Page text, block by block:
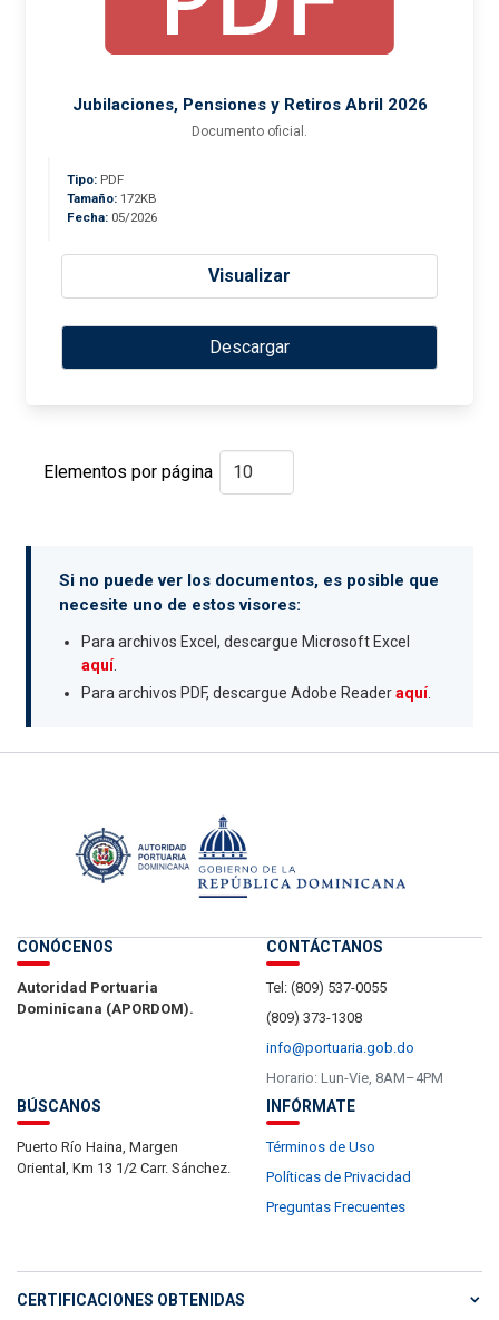
Jubilaciones, Pensiones y Retiros Abril 2026
Documento oficial.
Tipo: PDF
Tamaño: 172KB
Fecha: 05/2026
Visualizar
Descargar
Elementos por página
Si no puede ver los documentos, es posible que
necesite uno de estos visores:
Para archivos Excel, descargue Microsoft Excel
aquí.
Para archivos PDF, descargue Adobe Readeraquí.
CONÓCENOS
Autoridad Portuaria
Dominicana (APORDOM).
CONTÁCTANOS
Tel: (809) 537-0055
(809) 373-1308
info@portuaria.gob.do
Horario: Lun-Vie, 8AM–4PM
BÚSCANOS
Puerto Río Haina, Margen
Oriental, Km 13 1/2 Carr. Sánchez.
INFÓRMATE
Términos de Uso
Políticas de Privacidad
Preguntas Frecuentes
CERTIFICACIONES OBTENIDAS